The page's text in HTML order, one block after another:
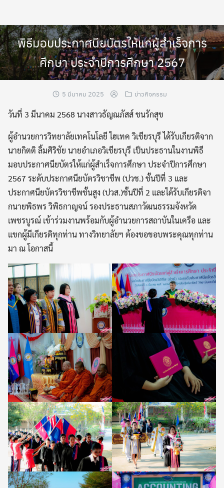
content
พิธีมอบประกาศนียบัตรให้แก่ผู้สำเร็จการ
ศึกษา ประจำปีการศึกษา 2567
5 มีนาคม 2025 ข่าวกิจกรรม
วันที่ 3 มีนาคม 2568 นางสาวธัญณภัสส์ ชนรักสุข
ผู้อำนวยการวิทยาลัยเทคโนโลยี ไฮเทค วิเชียรบุรี ได้รับเกียรติจาก
นายกิตติ ลิ้มศิริชัย นายอำเภอวิเชียรบุรี เป็นประธานในงานพิธี
มอบประกาศนียบัตรให้แก่ผู้สำเร็จการศึกษา ประจำปีการศึกษา
2567 ระดับประกาศนียบัตรวิชาชีพ (ปวช.) ชั้นปีที่ 3 และ
ประกาศนียบัตรวิชาชีพชั้นสูง (ปวส.)ชั้นปีที่ 2 และได้รับเกียรติจา
กนายพิธพร วิพิธกาญจน์ รองประธานสภาวัฒนธรรมจังหวัด
เพชรบูรณ์ เข้าร่วมงานพร้อมกับผู้อำนวยการสถาบันในเครือ และ
แขกผู้มีเกียรติทุกท่านทางวิทยาลัยฯ ต้องขอขอบพระคุณทุกท่าน
มา ณ โอกาสนี้